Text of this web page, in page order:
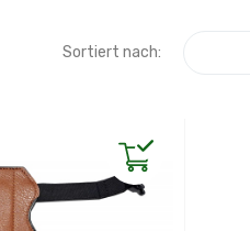
Sortiert nach: